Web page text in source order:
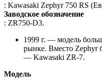
: Kawasaki Zephyr 750 RS
Заводское обозначение
: ZR750-D3.
1999 г. — модель
рынке. Вместо Zephyr
— Kawasaki ZR-7.
Модель